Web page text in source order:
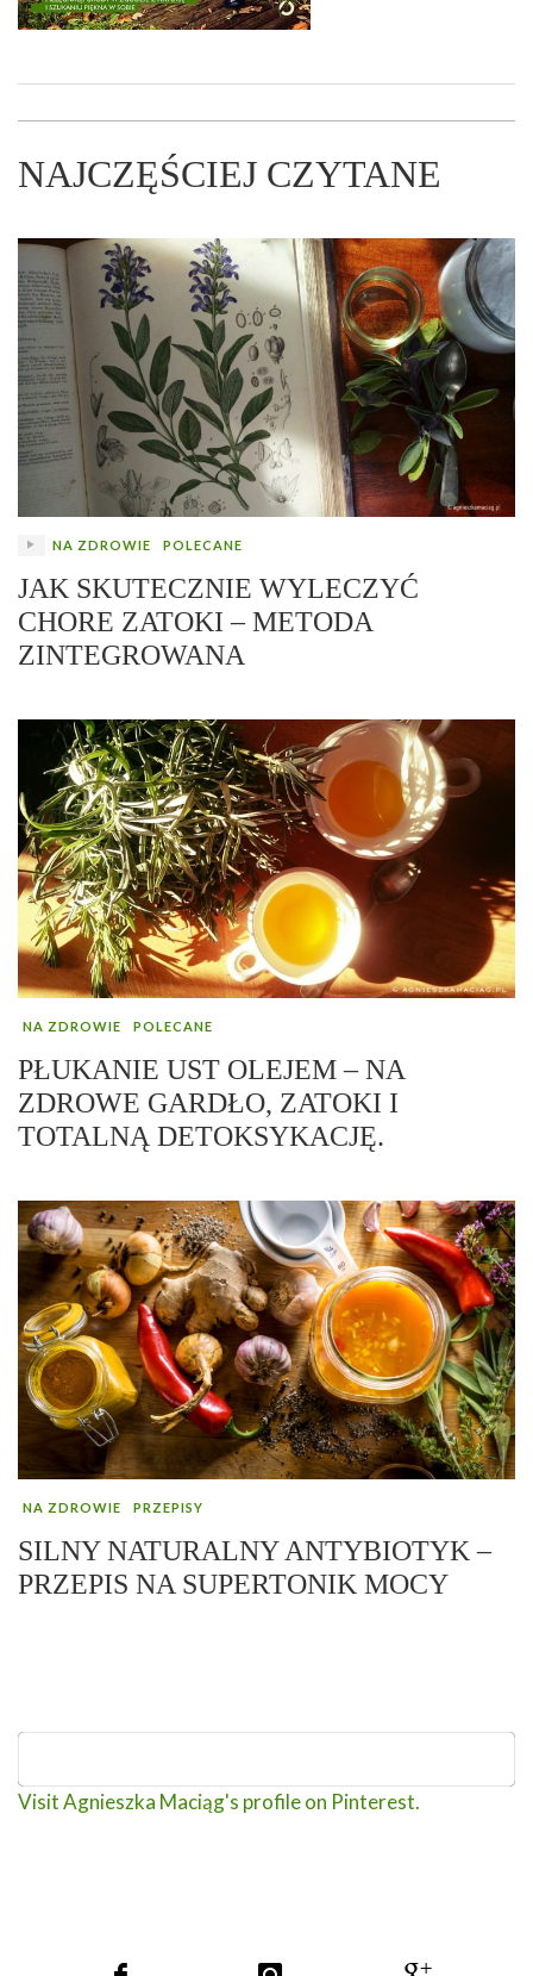
NAJCZĘŚCIEJ CZYTANE
NA ZDROWIE POLECANE
JAK SKUTECZNIE WYLECZYĆ
CHORE ZATOKI – METODA
ZINTEGROWANA
NA ZDROWIE POLECANE
PŁUKANIE UST OLEJEM – NA
ZDROWE GARDŁO, ZATOKI I
TOTALNĄ DETOKSYKACJĘ.
NA ZDROWIE PRZEPISY
SILNY NATURALNY ANTYBIOTYK –
PRZEPIS NA SUPERTONIK MOCY
Visit Agnieszka Maciąg's profile on Pinterest.